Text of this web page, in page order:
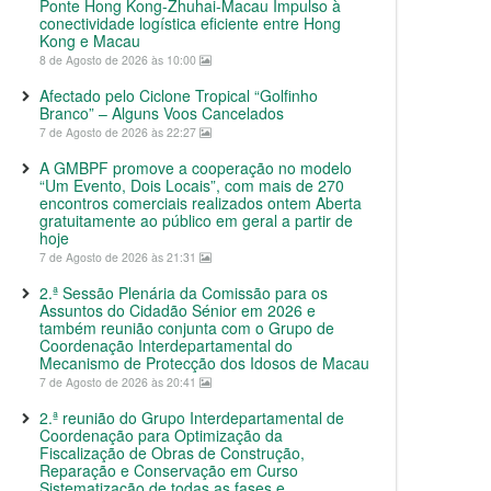
Ponte Hong Kong-Zhuhai-Macau Impulso à
conectividade logística eficiente entre Hong
Kong e Macau
8 de Agosto de 2026 às 10:00
Afectado pelo Ciclone Tropical “Golfinho
Branco” – Alguns Voos Cancelados
7 de Agosto de 2026 às 22:27
A GMBPF promove a cooperação no modelo
“Um Evento, Dois Locais”, com mais de 270
encontros comerciais realizados ontem Aberta
gratuitamente ao público em geral a partir de
hoje
7 de Agosto de 2026 às 21:31
2.ª Sessão Plenária da Comissão para os
Assuntos do Cidadão Sénior em 2026 e
também reunião conjunta com o Grupo de
Coordenação Interdepartamental do
Mecanismo de Protecção dos Idosos de Macau
7 de Agosto de 2026 às 20:41
2.ª reunião do Grupo Interdepartamental de
Coordenação para Optimização da
Fiscalização de Obras de Construção,
Reparação e Conservação em Curso